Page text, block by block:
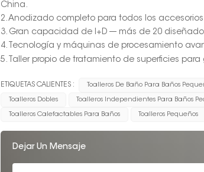
China.
2. Anodizado completo para todos los
3. Gran capacidad de I+D --- más de 20
4. Tecnología y máquinas de procesamiento
5. Taller propio de tratamiento de superficies
ETIQUETAS CALIENTES : Toalleros De Baño Para Baños
Toalleros Dobles Toalleros Independientes Para Baños
Toalleros Calefactables Para Baños Toalleros Pequeños
Dejar Un Mensaje